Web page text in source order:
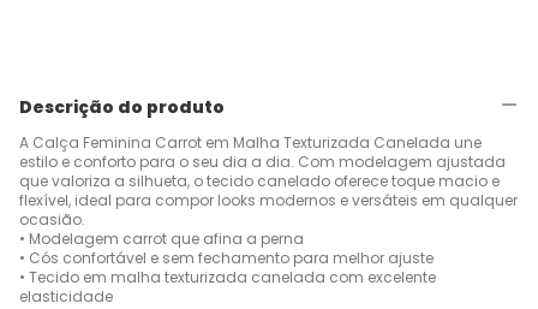
Descrição do produto
A Calça Feminina Carrot em Malha Texturizada Canelada une
estilo e conforto para o seu dia a dia. Com modelagem ajustada
que valoriza a silhueta, o tecido canelado oferece toque macio e
flexível, ideal para compor looks modernos e versáteis em qualquer
ocasião.
• Modelagem carrot que afina a perna
• Cós confortável e sem fechamento para melhor ajuste
• Tecido em malha texturizada canelada com excelente
elasticidade